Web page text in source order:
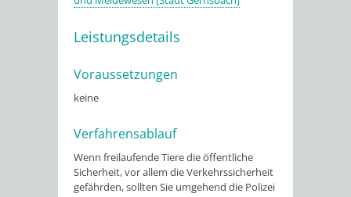
Leistungsdetails
Voraussetzungen
keine
Verfahrensablauf
Wenn freilaufende Tiere die öffentliche
Sicherheit, vor allem die Verkehrssicherheit
gefährden, sollten Sie umgehend die Polizei